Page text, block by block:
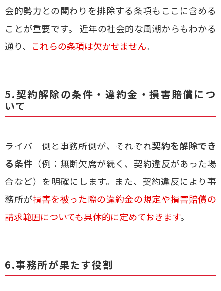
会的勢力との関わりを排除する条項もここに含める
ことが重要です。 近年の社会的な風潮からもわかる
通り、 これらの条項は欠かせません。
5.契約解除の条件・違約金・損害賠償につ
いて
ライバー側と事務所側が、それぞれ契約を解除でき
る条件 （例：無断欠席が続く、契約違反があった場
合など）を明確にします。また、契約違反により事
務所が損害を被った際の違約金の規定や損害賠償の
請求範囲についても具体的に定めておきます。
6.事務所が果たす役割